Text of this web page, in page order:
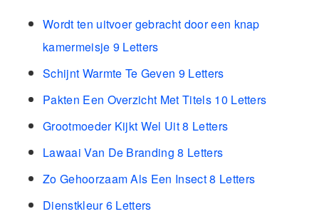
Wordt ten uitvoer gebracht door een knap
kamermeisje 9 Letters
Schijnt Warmte Te Geven 9 Letters
Pakten Een Overzicht Met Titels 10 Letters
Grootmoeder Kijkt Wel Uit 8 Letters
Lawaai Van De Branding 8 Letters
Zo Gehoorzaam Als Een Insect 8 Letters
Dienstkleur 6 Letters